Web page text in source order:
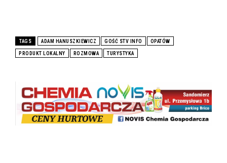
TAGS ADAM HANUSZKIEWICZ GOŚĆ STV INFO OPATÓW
PRODUKT LOKALNY ROZMOWA TURYSTYKA